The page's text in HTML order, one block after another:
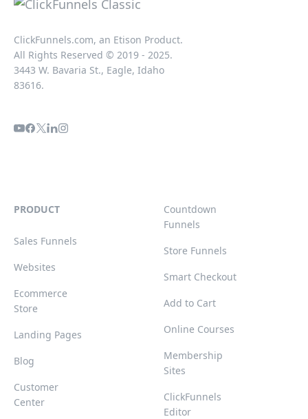
ClickFunnels.com, an Etison Product.
All Rights Reserved © 2019 - 2025.
3443 W. Bavaria St., Eagle, Idaho
83616.
PRODUCT
Sales Funnels
Websites
Ecommerce
Store
Landing Pages
Blog
Customer
Center
Countdown
Funnels
Store Funnels
Smart Checkout
Add to Cart
Online Courses
Membership
Sites
ClickFunnels
Editor